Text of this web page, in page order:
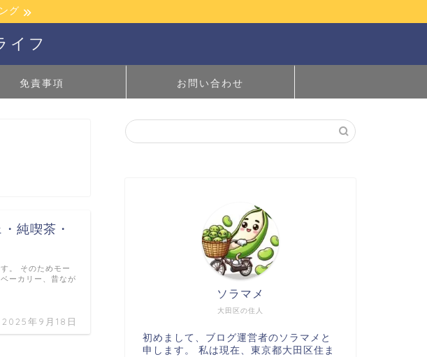
グ
イフ
免責事項 お問い合わせ
純喫茶・
2025年9月18日
。 そのためモー
ーカリー、昔なが
大田区の住人
ソラマメ
初めまして、ブログ運営者のソラマメと
申します。 私は現在、東京都大田区住ま